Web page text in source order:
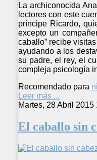
La archiconocida
lectores con este
príncipe Ricardo,
excepto un
caballo” recibe
ayudando a los
su padre, el rey, el
compleja psicología
Recomendado para
Leer más ...
Martes, 28 Abril 2015
El caballo sin